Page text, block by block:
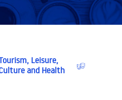
Leisure,
and Health